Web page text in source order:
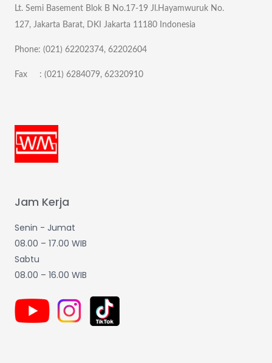
Lt. Semi Basement Blok B No.17-19 Jl.Hayamwuruk No.
127, Jakarta Barat, DKI Jakarta 11180 Indonesia
Phone: (021) 62202374, 62202604
Fax : (021) 6284079, 62320910
Jam Kerja
Senin - Jumat
08.00 – 17.00 WIB
Sabtu
08.00 – 16.00 WIB